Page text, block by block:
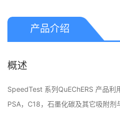
产品介绍
概述
SpeedTest 系列QuEChERS 产品利
PSA，C18，石墨化碳及其它吸附